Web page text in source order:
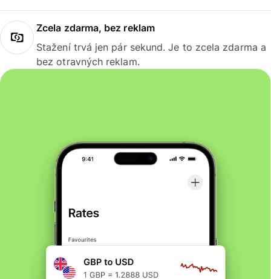
Zcela zdarma, bez reklam
Stažení trvá jen pár sekund. Je to zcela zdarma a
bez otravných reklam.